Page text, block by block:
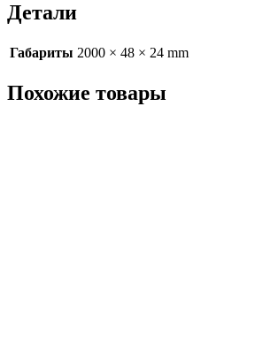
Детали
Габариты 2000 × 48 × 24 mm
Похожие товары